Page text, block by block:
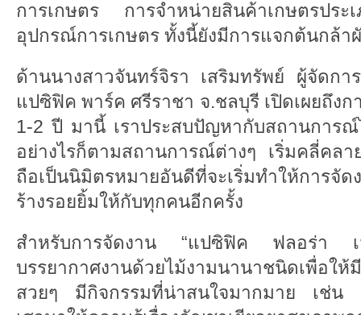
การเกษตร การจำหน่ายสินค้าเกษตรปร
อุปกรณ์การเกษตร ทั้งนี้ยังมีการแจกต้นกล้
ด้านนางสาวจันทร์จิรา เสริมทรัพย์ ผู้จัดกา
แปซิฟิค พาร์ค ศรีราชา จ.ชลบุรี เปิดเผยถึงก
1-2 ปี มานี้ เราประสบปัญหากับสถานการณ์
อย่างไรก็ตามสถานการณ์ต่างๆ เริ่มคลี่คล
ถือเป็นนิมิตรหมายอันดีที่จะเริ่มทำให้การจั
ร้างรอยยิ้มให้กับทุกคนอีกครั้ง
สำหรับการจัดงาน “แปซิฟิค ฟลอร่า เ
บรรยากาศงานด้วยไม้งามนานาชนิดเพื่
สวยๆ มีกิจกรรมที่น่าสนใจมากมาย เช่น